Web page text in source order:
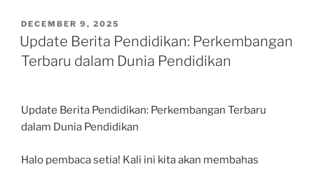
POSTED
ON
DECEMBER 9, 2025
Update Berita Pendidikan: Perkembangan
Terbaru dalam Dunia Pendidikan
Update Berita Pendidikan: Perkembangan Terbaru
dalam Dunia Pendidikan
Halo pembaca setia! Kali ini kita akan membahas